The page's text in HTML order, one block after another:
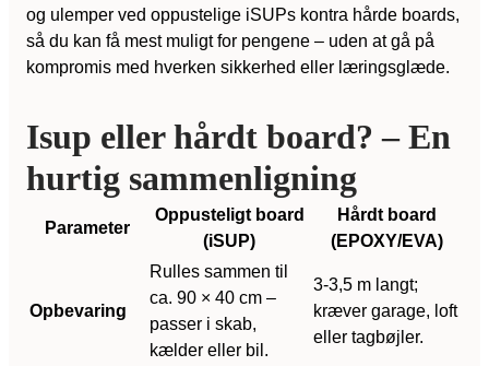
og ulemper ved oppustelige iSUPs kontra hårde boards,
så du kan få mest muligt for pengene – uden at gå på
kompromis med hverken sikkerhed eller læringsglæde.
Isup eller hårdt board? – En
hurtig sammenligning
Parameter
Oppusteligt board
(iSUP)
Hårdt board
(EPOXY/EVA)
Opbevaring
Rulles sammen til
ca. 90 × 40 cm –
passer i skab,
kælder eller bil.
3-3,5 m langt;
kræver garage, loft
eller tagbøjler.